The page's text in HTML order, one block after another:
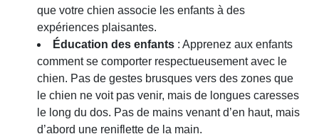
que votre chien associe les enfants à des
expériences plaisantes.
Éducation des enfants : Apprenez aux enfants
comment se comporter respectueusement avec le
chien. Pas de gestes brusques vers des zones que
le chien ne voit pas venir, mais de longues caresses
le long du dos. Pas de mains venant d’en haut, mais
d’abord une reniflette de la main.